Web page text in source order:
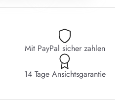
Mit PayPal sicher zahlen
14 Tage Ansichtsgarantie